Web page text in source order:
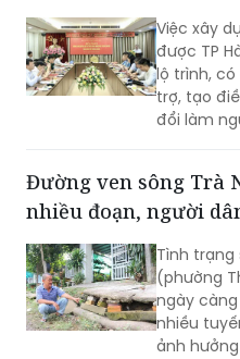
Việc xây
được TP
lộ trình,
trợ, tạo
đổi làm
công cộng
xanh, văn
Đường ven sông Trà
nhiều đoạn, người
Tình trạng
(phường
ngày
nhiều
ảnh